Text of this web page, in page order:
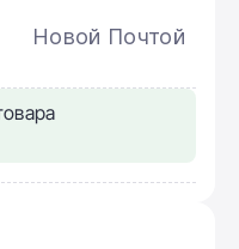
Новой Почтой